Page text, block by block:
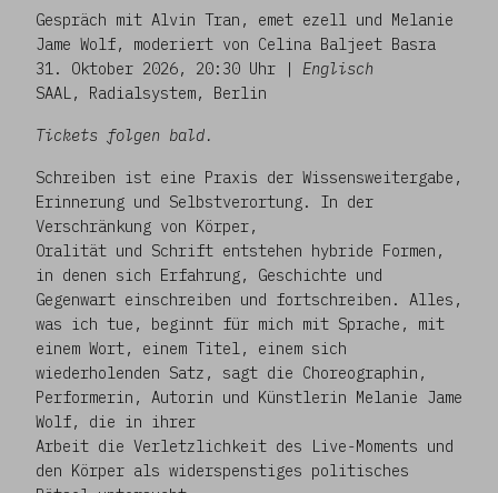
Gespräch mit Alvin Tran, emet ezell und Melanie
Jame Wolf, moderiert von Celina Baljeet Basra
31. Oktober 2026, 20:30 Uhr | Englisch
SAAL, Radialsystem, Berlin
Tickets folgen bald.
Schreiben ist eine Praxis der Wissensweitergabe,
Erinnerung und Selbstverortung. In der
Verschränkung von Körper,
Oralität und Schrift entstehen hybride Formen,
in denen sich Erfahrung, Geschichte und
Gegenwart einschreiben und fortschreiben. Alles,
was ich tue, beginnt für mich mit Sprache, mit
einem Wort, einem Titel, einem sich
wiederholenden Satz, sagt die Choreographin,
Performerin, Autorin und Künstlerin Melanie Jame
Wolf, die in ihrer
Arbeit die Verletzlichkeit des Live-Moments und
den Körper als widerspenstiges politisches